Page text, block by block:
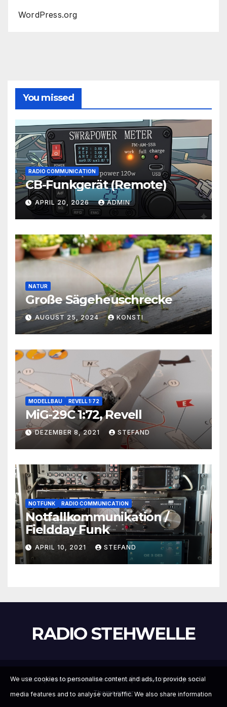
WordPress.org
You missed
RADIO COMMUNICATION
CB-Funkgerät (Remote)
APRIL 20, 2026 ADMIN
NATUR
Große Sägeheuschrecke
AUGUST 25, 2024 KONSTI
MODELLBAU REVELL 1:72
MiG-29C 1:72, Revell
DEZEMBER 8, 2021 STEFAND
NOTFUNK RADIO COMMUNICATION
Notfallkommunikation /
Fieldday Funk
APRIL 10, 2021 STEFAND
RADIO STEHWELLE
Stolz präsentiert von WordPress|Theme:Newsupvon
Themeansar
We use cookies to personalise content and ads, to provide social
media features and to analyse our traffic. We also share information